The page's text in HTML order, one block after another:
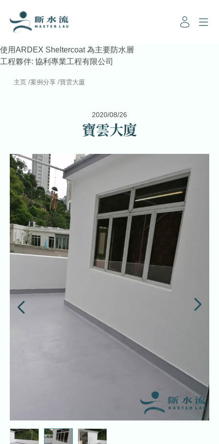
使用ARDEX Sheltercoat 為主要防水層
工程夥伴: 協利專業工程有限公司
主页 /案例分享 /寶雲大廈
2020/08/26
寶雲大廈